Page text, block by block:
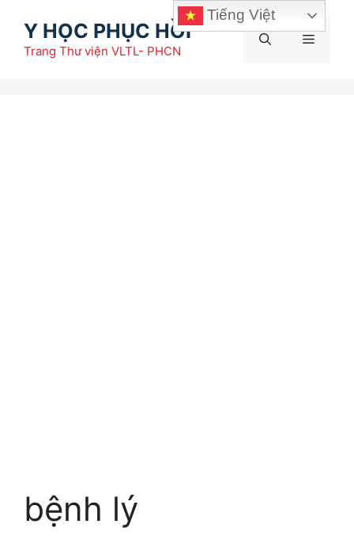
Y HỌC PHỤC HỒI
Trang Thư viện VLTL- PHCN
Menu
bệnh lý
Tiếng Việt